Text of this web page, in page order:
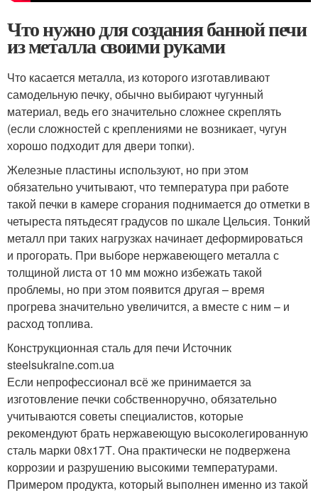
Что нужно для создания банной печи
из металла своими руками
Что касается металла, из которого изготавливают
самодельную печку, обычно выбирают чугунный
материал, ведь его значительно сложнее скреплять
(если сложностей с креплениями не возникает, чугун
хорошо подходит для двери топки).
Железные пластины используют, но при этом
обязательно учитывают, что температура при работе
такой печки в камере сгорания поднимается до отметки в
четыреста пятьдесят градусов по шкале Цельсия. Тонкий
металл при таких нагрузках начинает деформироваться
и прогорать. При выборе нержавеющего металла с
толщиной листа от 10 мм можно избежать такой
проблемы, но при этом появится другая – время
прогрева значительно увеличится, а вместе с ним – и
расход топлива.
Конструкционная сталь для печи Источник
steelsukraine.com.ua
Если непрофессионал всё же принимается за
изготовление печки собственноручно, обязательно
учитываются советы специалистов, которые
рекомендуют брать нержавеющую высоколегированную
сталь марки 08х17Т. Она практически не подвержена
коррозии и разрушению высокими температурами.
Примером продукта, который выполнен именно из такой